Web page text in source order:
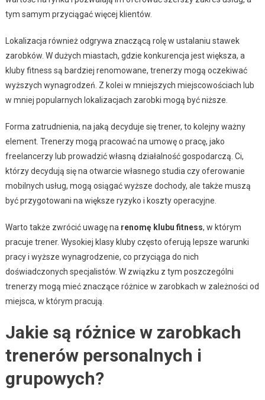
tym samym przyciągać więcej klientów.
Lokalizacja również odgrywa znaczącą rolę w ustalaniu stawek
zarobków. W dużych miastach, gdzie konkurencja jest większa, a
kluby fitness są bardziej renomowane, trenerzy mogą oczekiwać
wyższych wynagrodzeń. Z kolei w mniejszych miejscowościach lub
w mniej popularnych lokalizacjach zarobki mogą być niższe.
Forma zatrudnienia, na jaką decyduje się trener, to kolejny ważny
element. Trenerzy mogą pracować na umowę o pracę, jako
freelancerzy lub prowadzić własną działalność gospodarczą. Ci,
którzy decydują się na otwarcie własnego studia czy oferowanie
mobilnych usług, mogą osiągać wyższe dochody, ale także muszą
być przygotowani na większe ryzyko i koszty operacyjne.
Warto także zwrócić uwagę na renomę klubu fitness, w którym
pracuje trener. Wysokiej klasy kluby często oferują lepsze warunki
pracy i wyższe wynagrodzenie, co przyciąga do nich
doświadczonych specjalistów. W związku z tym poszczególni
trenerzy mogą mieć znaczące różnice w zarobkach w zależności od
miejsca, w którym pracują.
Jakie są różnice w zarobkach
trenerów personalnych i
grupowych?